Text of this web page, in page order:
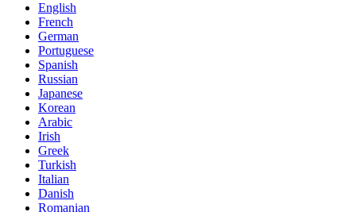
English
French
German
Portuguese
Spanish
Russian
Japanese
Korean
Arabic
Irish
Greek
Turkish
Italian
Danish
Romanian